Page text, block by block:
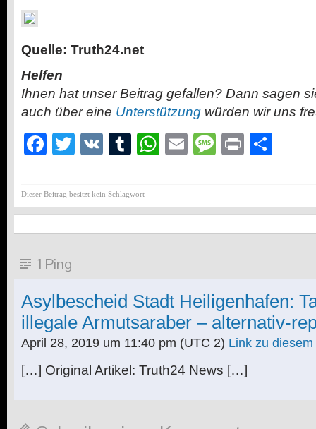
Quelle: Truth24.net
Helfen
Ihnen hat unser Beitrag gefallen? Dann sagen
auch über eine Unterstützung würden wir uns
Facebook
Twitter
VK Tumblr
WhatsApp
EmailMessage
Print
Dieser Beitrag besitzt kein Schlagwort
1 Ping
Asylbescheid Stadt Heiligenhafen:
illegale Armutsaraber – alternativ-
April 28, 2019 um 11:40 pm (UTC 2) Link zu
[…] Original Artikel: Truth24 News […]